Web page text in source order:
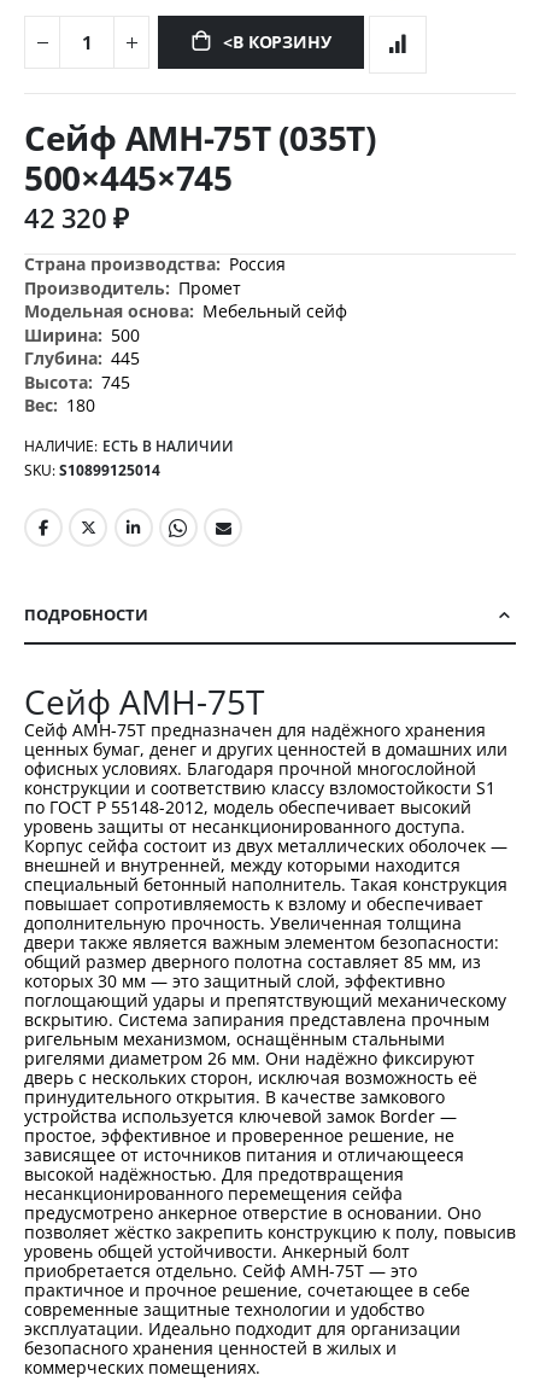
<В КОРЗИНУ
началу
изображений
Сейф AMH-75T (035T)
500×445×745
42 320 ₽
Дополнительная
информация
Россия
Промет
Мебельный сейф
500
445
745
180
НАЛИЧИЕ: ЕСТЬ В НАЛИЧИИ
SKU S10899125014
ПОДРОБНОСТИ
Сейф AMH-75T
Сейф AMH-75T предназначен для надёжного хранения
ценных бумаг, денег и других ценностей в домашних или
офисных условиях. Благодаря прочной многослойной
конструкции и соответствию классу взломостойкости S1
по ГОСТ Р 55148-2012, модель обеспечивает высокий
уровень защиты от несанкционированного доступа.
Корпус сейфа состоит из двух металлических оболочек —
внешней и внутренней, между которыми находится
специальный бетонный наполнитель. Такая конструкция
повышает сопротивляемость к взлому и обеспечивает
дополнительную прочность. Увеличенная толщина
двери также является важным элементом безопасности:
общий размер дверного полотна составляет 85 мм, из
которых 30 мм — это защитный слой, эффективно
поглощающий удары и препятствующий механическому
вскрытию. Система запирания представлена прочным
ригельным механизмом, оснащённым стальными
ригелями диаметром 26 мм. Они надёжно фиксируют
дверь с нескольких сторон, исключая возможность её
принудительного открытия. В качестве замкового
устройства используется ключевой замок Border —
простое, эффективное и проверенное решение, не
зависящее от источников питания и отличающееся
высокой надёжностью. Для предотвращения
несанкционированного перемещения сейфа
предусмотрено анкерное отверстие в основании. Оно
позволяет жёстко закрепить конструкцию к полу, повысив
уровень общей устойчивости. Анкерный болт
приобретается отдельно. Сейф AMH-75T — это
практичное и прочное решение, сочетающее в себе
современные защитные технологии и удобство
эксплуатации. Идеально подходит для организации
безопасного хранения ценностей в жилых и
коммерческих помещениях.